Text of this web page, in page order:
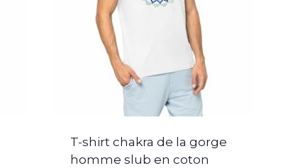
T-shirt chakra de la gorge
homme slub en coton